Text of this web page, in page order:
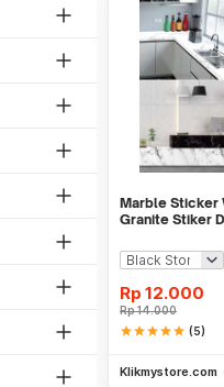
Marble Sticker
Granite Stiker
Rp 12.000
Rp14.000
starstarstarstarstar (5)
Klikmystore.com